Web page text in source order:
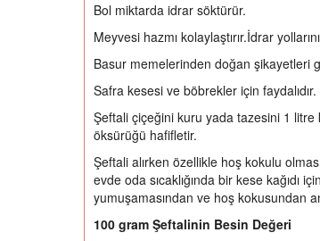
Bol miktarda idrar söktürür.
Meyvesi hazmı kolaylaştırır.İdrar
Basur memelerinden doğan şikayetleri
Safra kesesi ve böbrekler için faydalıdır.
Şeftali çiçeğini kuru yada tazesini 1 litre
öksürüğü hafifletir.
Şeftali alırken özellikle hoş kokulu
evde oda sıcaklığında bir kese kağıdı
yumuşamasından ve hoş kokusundan
100 gram Şeftalinin Besin Değeri